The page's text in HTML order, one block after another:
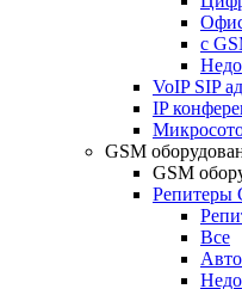
с
VoIP SIP
IP
GSM
GSM
Репитеры
Все